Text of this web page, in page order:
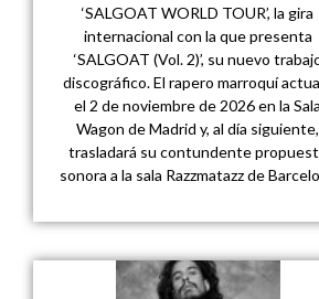
‘SALGOAT WORLD TOUR’, la gira
internacional con la que presenta
‘SALGOAT (Vol. 2)’, su nuevo
discográfico. El rapero marroquí
el 2 de noviembre de 2026 en la Sala
Wagon de Madrid y, al día siguiente,
trasladará su contundente
sonora a la sala Razzmatazz de